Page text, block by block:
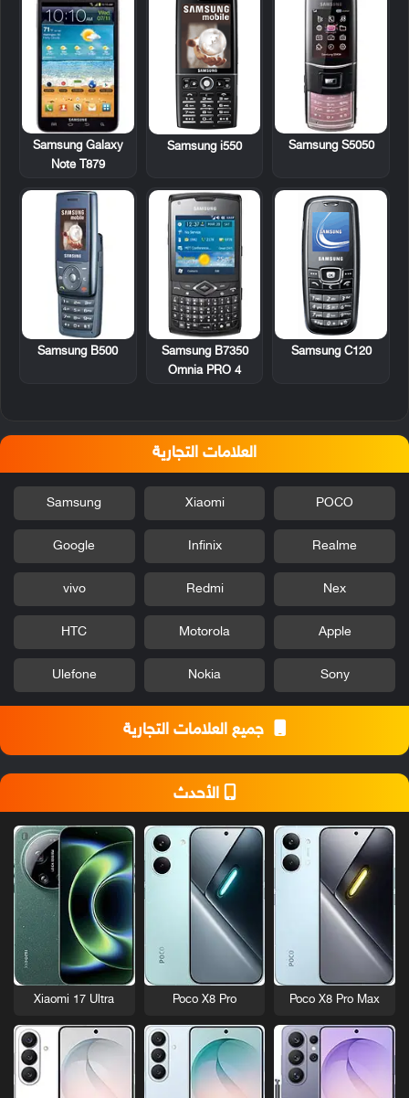
Samsung S5050
Samsung i550
Samsung Galaxy
Note T879
Samsung C120
Samsung B7350
Omnia PRO 4
Samsung B500
العلامات التجارية
POCO
Xiaomi
Samsung
Realme
Infinix
Google
Nex
Redmi
vivo
Apple
Motorola
HTC
Sony
Nokia
Ulefone
جميع العلامات التجارية
الأحدث
Poco X8 Pro Max
Poco X8 Pro
Xiaomi 17 Ultra